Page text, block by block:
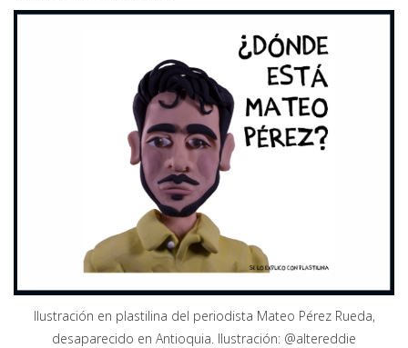
Ilustración en plastilina del periodista Mateo Pérez Rueda,
desaparecido en Antioquia. Ilustración: @altereddie